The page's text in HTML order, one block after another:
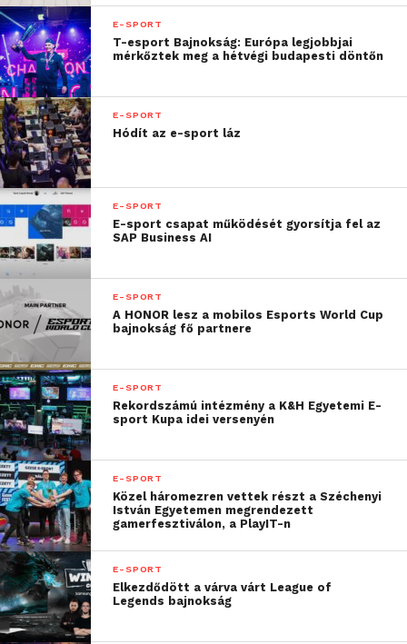
támogathassunk”
–mondta Horváth Magyary Nóra, a K&H
Csoport kommunikációs ügyvezető igazgatója a
szezonindulás kapcsán.
Számos újítással várják idén is az e-sport
játékosokat és rajongókat a K&H MNEB szervezői és
az Esport1 közvetítő csapata. Az újítások között
egyebek mellett 500 óra sportközvetítés, magasabb
stream-minőség, csapat interjúk és játékos interjúk,
valamint élő kameraképek, “nap meccse”
válogatások szerepelnek – sőt, idén nem csupán a
játékosok, de a háttérmunkát végző casterek is
megszólalnak. Az újítások mind-mind azt a célt
szolgálják, hogy az e-sport “emberi” oldala is
megmutatkozzon, ne csak az eredményeken legyen
a hangsúly. A szórakoztatás új irányával a nézőszám
növelése valamint az e-sport rajongók intenzívebb
megszólítása a cél.
„A 2021-es, harmadik
évadban 8 játékban, 12
millió forint
összdíjazásért mérhetik
össze tudásukat a
E-SPORT
T-esport Bajnokság: Európa legjobbjai
mérkőztek meg a hétvégi budapesti döntőn
E-SPORT
Hódít az e-sport láz
E-SPORT
E-sport csapat működését gyorsítja fel az
SAP Business AI
E-SPORT
A HONOR lesz a mobilos Esports World Cup
bajnokság fő partnere
E-SPORT
Rekordszámú intézmény a K&H Egyetemi E-
sport Kupa idei versenyén
E-SPORT
Közel háromezren vettek részt a Széchenyi
István Egyetemen megrendezett
gamerfesztiválon, a PlayIT-n
E-SPORT
Elkezdődött a várva várt League of
Legends bajnokság